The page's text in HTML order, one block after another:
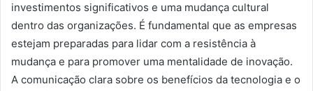
investimentos significativos e uma mudança cultural
dentro das organizações. É fundamental que as empresas
estejam preparadas para lidar com a resistência à
mudança e para promover uma mentalidade de inovação.
A comunicação clara sobre os benefícios da tecnologia e o